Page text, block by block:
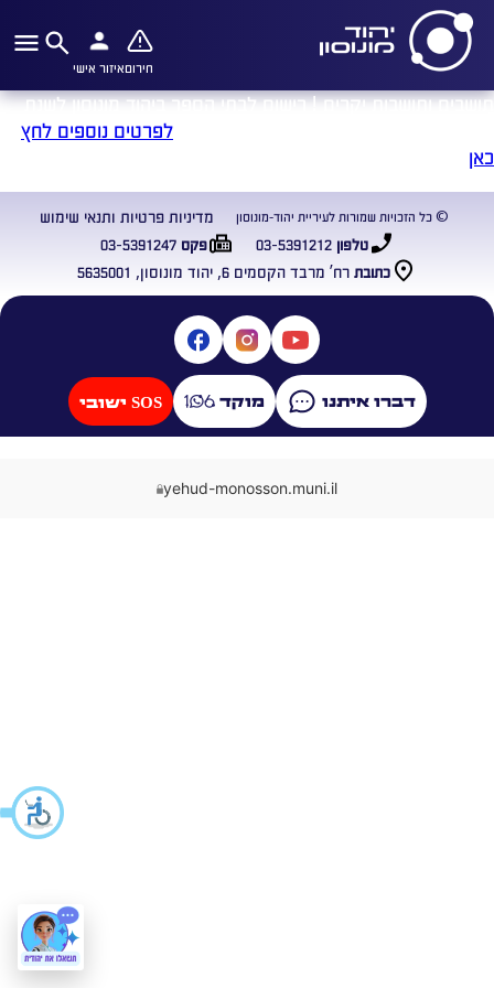
חירוםאיזור אישי
תושבים ותושבות יקרים ! רישום לבתי הספר ביהוד מונוסון לשנת
לפרטים נוספים לחץ
כאן
כתובת רח’ מרבד הקסמים 6, יהוד מונוסון, 5635001
טלפון03-5391212 פקס03-5391247
© כל הזכויות שמורות לעיריית יהוד-מונוסון מדיניות פרטיות ותנאי שימוש
דברו איתנו מוקד SOS ישובי
yehud-monosson.muni.il